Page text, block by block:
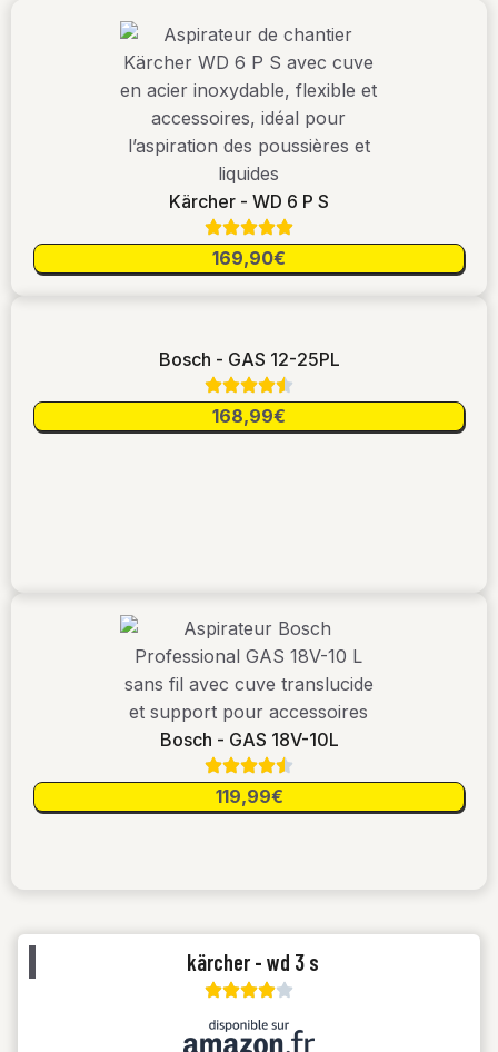
Kärcher - WD 6 P S
169,90€
Bosch - GAS 12-25PL
168,99€
Bosch - GAS 18V-10L
119,99€
kärcher - wd 3 s